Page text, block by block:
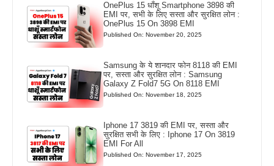
OnePlus 15 धाँशू Smartphone 3898 की
EMI पर, सभी के लिए सस्ता और सुरक्षित लोन :
OnePlus 15 On 3898 EMI
Published On: November 20, 2025
Samsung के ये शानदार फोन 8118 की EMI
पर, सस्ता और सुरक्षित लोन : Samsung
Galaxy Z Fold7 5G On 8118 EMI
Published On: November 18, 2025
Iphone 17 3819 की EMI पर, सस्ता और
सुरक्षित सभी के लिए : Iphone 17 On 3819
EMI For All
Published On: November 17, 2025